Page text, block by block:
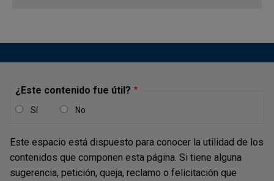
¿Este contenido fue útil?
Sí No
Este espacio está dispuesto para conocer la utilidad de los
contenidos que componen esta página. Si tiene alguna
sugerencia, petición, queja, reclamo o felicitación que